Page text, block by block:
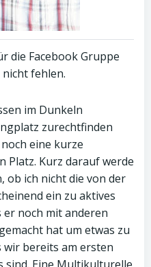
die Facebook Gruppe
fehlen.
im Dunkeln
zurechtfinden
eine kurze
Platz. Kurz darauf werde
ob ich nicht die von der
ein zu aktives
er noch mit anderen
hat um etwas zu
wir bereits am ersten